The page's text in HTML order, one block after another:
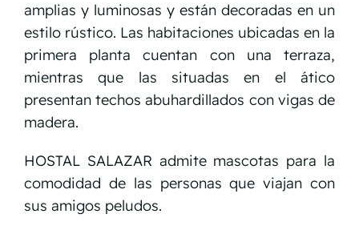
amplias y luminosas y están decoradas en un
estilo rústico. Las habitaciones ubicadas en la
primera planta cuentan con una terraza,
mientras que las situadas en el ático
presentan techos abuhardillados con vigas de
madera.
HOSTAL SALAZAR admite mascotas para la
comodidad de las personas que viajan con
sus amigos peludos.